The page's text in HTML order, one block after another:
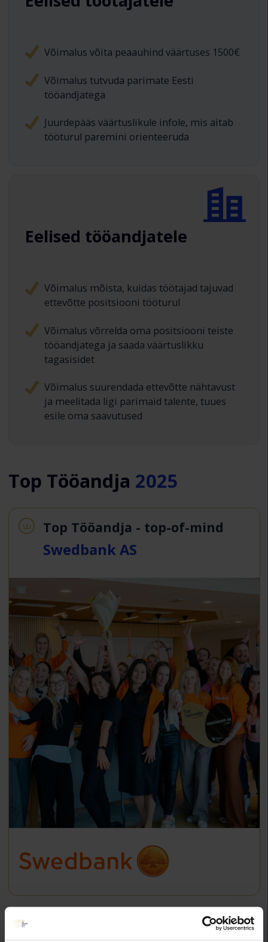
Võimalus võita peaauhind väärtuses 1500€
Võimalus tutvuda parimate Eesti
tööandjatega
Juurdepääs väärtuslikule infole, mis aitab
tööturul paremini orienteeruda
Eelised tööandjatele
Võimalus mõista, kuidas töötajad tajuvad
ettevõtte positsiooni tööturul
Võimalus võrrelda oma positsiooni teiste
tööandjatega ja saada väärtuslikku
tagasisidet
Võimalus suurendada ettevõtte nähtavust
ja meelitada ligi parimaid talente, tuues
esile oma saavutused
Top Tööandja 2025
Top Tööandja - top-of-mind
Swedbank AS